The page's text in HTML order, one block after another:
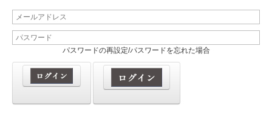
パスワードの再設定/パスワードを忘れた場合